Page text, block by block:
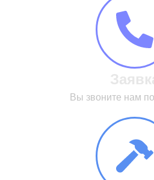
Вы звоните нам